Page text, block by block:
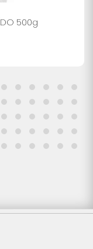
500g